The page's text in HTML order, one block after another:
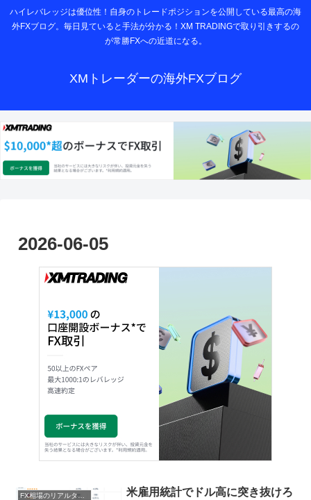
ハイレバレッジは優位性！自身のトレードポジションを公開している最高の海
外FXブログ。毎日見ていると手法が分かる！XM TRADINGで取り引きするの
が常勝FXへの近道になる。
XMトレーダーの海外FXブログ
2026-06-05
FX相場のリアルタイム情報2026 米雇用統計でドル高に突き抜けろ